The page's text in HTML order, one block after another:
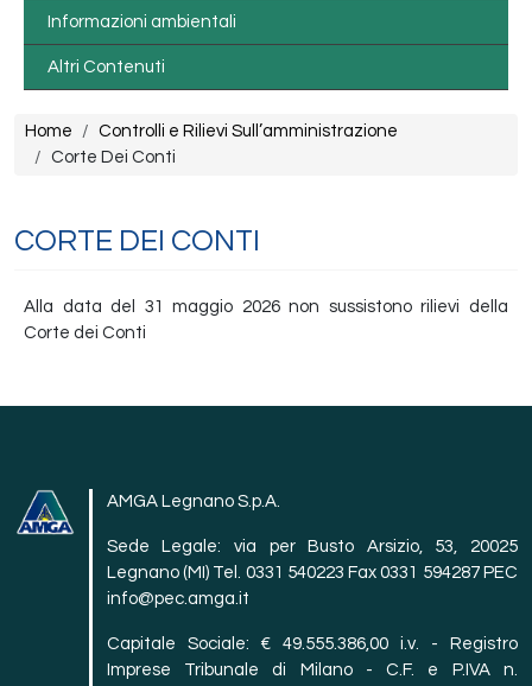
Informazioni ambientali
Altri Contenuti
Briciole di pane
Home
Controlli e Rilievi Sull’amministrazione
Corte Dei Conti
CORTE DEI CONTI
Alla data del 31 maggio 2026 non sussistono rilievi della
Corte dei Conti
AMGA Legnano S.p.A.
Sede Legale: via per Busto Arsizio, 53, 20025
Legnano (MI) Tel. 0331 540223 Fax 0331 594287 PEC
info@pec.amga.it
Capitale Sociale: € 49.555.386,00 i.v. - Registro
Imprese Tribunale di Milano - C.F. e P.IVA n.